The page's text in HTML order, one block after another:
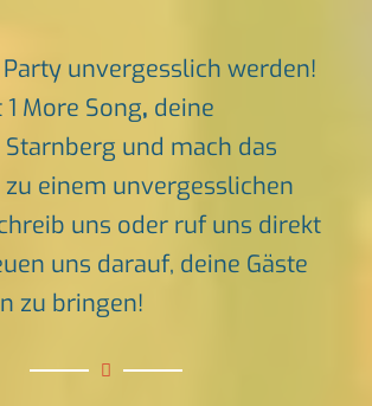
unvergesslich werden!
More Song, deine
und mach das
einem unvergesslichen
uns oder ruf uns direkt
uns darauf, deine Gäste
zu bringen!